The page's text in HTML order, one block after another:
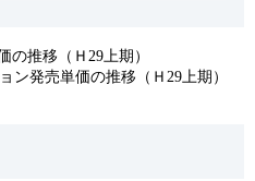
の推移（Ｈ29上期）
ン発売単価の推移（Ｈ29上期）